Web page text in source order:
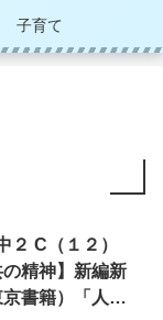
子育て
２ C（１２）
精神】新編新
書籍）「人生